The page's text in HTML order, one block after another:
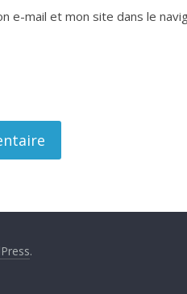
e-mail et mon site dans le
.